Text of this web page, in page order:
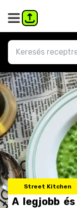
Street Kitchen
A legjobb és